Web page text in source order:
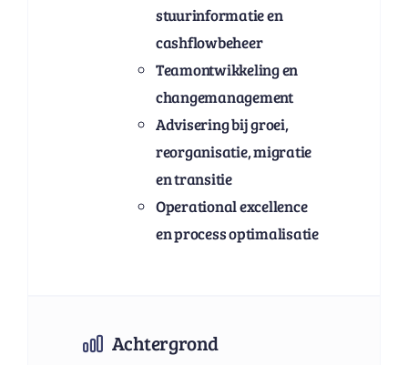
stuurinformatie en
cashflowbeheer
Teamontwikkeling en
changemanagement
Advisering bij groei,
reorganisatie, migratie
en transitie
Operational excellence
en process optimalisatie
Achtergrond